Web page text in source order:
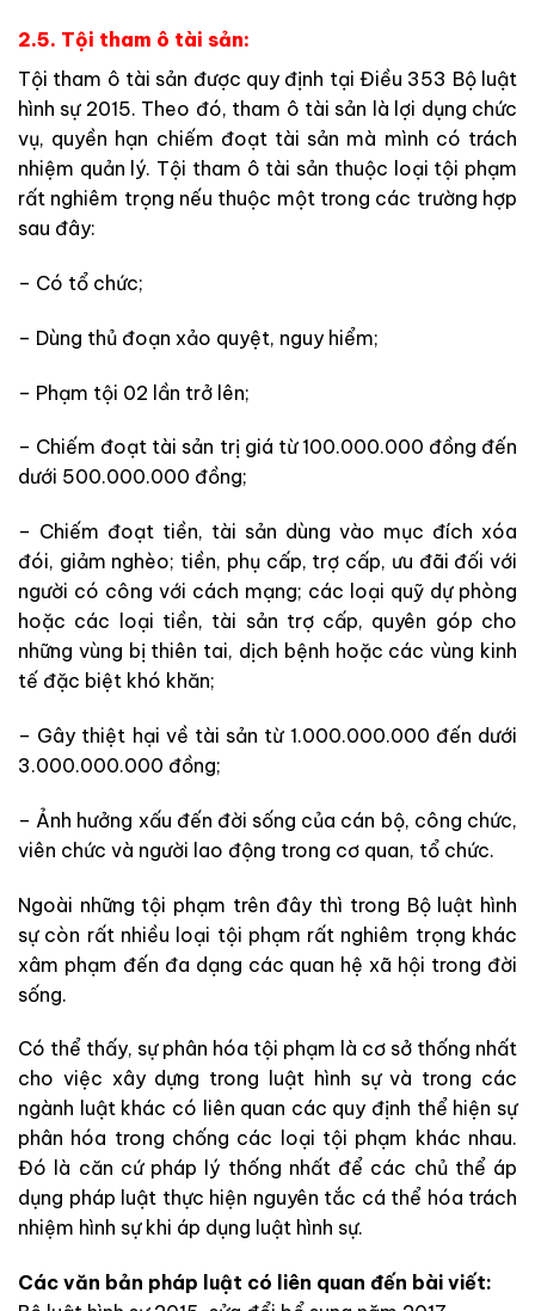
2.5. Tội tham ô tài sản:
Tội tham ô tài sản được quy định tại Điều 353 Bộ luật
hình sự 2015. Theo đó, tham ô tài sản là lợi dụng chức
vụ, quyền hạn chiếm đoạt tài sản mà mình có trách
nhiệm quản lý. Tội tham ô tài sản thuộc loại tội phạm
rất nghiêm trọng nếu thuộc một trong các trường hợp
sau đây:
– Có tổ chức;
– Dùng thủ đoạn xảo quyệt, nguy hiểm;
– Phạm tội 02 lần trở lên;
– Chiếm đoạt tài sản trị giá từ 100.000.000 đồng đến
dưới 500.000.000 đồng;
– Chiếm đoạt tiền, tài sản dùng vào mục đích xóa
đói, giảm nghèo; tiền, phụ cấp, trợ cấp, ưu đãi đối với
người có công với cách mạng; các loại quỹ dự phòng
hoặc các loại tiền, tài sản trợ cấp, quyên góp cho
những vùng bị thiên tai, dịch bệnh hoặc các vùng kinh
tế đặc biệt khó khăn;
– Gây thiệt hại về tài sản từ 1.000.000.000 đến dưới
3.000.000.000 đồng;
– Ảnh hưởng xấu đến đời sống của cán bộ, công chức,
viên chức và người lao động trong cơ quan, tổ chức.
Ngoài những tội phạm trên đây thì trong Bộ luật hình
sự còn rất nhiều loại tội phạm rất nghiêm trọng khác
xâm phạm đến đa dạng các quan hệ xã hội trong đời
sống.
Có thể thấy, sự phân hóa tội phạm là cơ sở thống nhất
cho việc xây dựng trong luật hình sự và trong các
ngành luật khác có liên quan các quy định thể hiện sự
phân hóa trong chống các loại tội phạm khác nhau.
Đó là căn cứ pháp lý thống nhất để các chủ thể áp
dụng pháp luật thực hiện nguyên tắc cá thể hóa trách
nhiệm hình sự khi áp dụng luật hình sự.
Các văn bản pháp luật có liên quan đến bài viết: